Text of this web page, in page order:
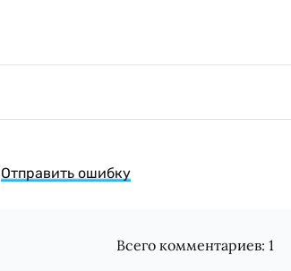
Отправить ошибку
Всего комментариев:1